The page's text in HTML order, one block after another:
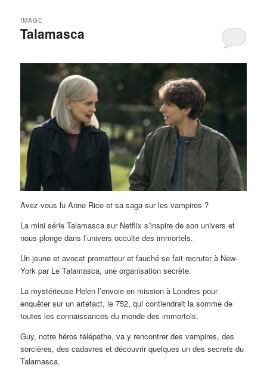
Talamasca
IMAGE
Avez-vous lu Anne Rice et sa saga sur les vampires ?
La mini série Talamasca sur Netflix s’inspire de son univers et
nous plonge dans l’univers occulte des immortels.
Un jeune et avocat prometteur et fauché se fait recruter à New-
York par Le Talamasca, une organisation secrète.
La mystérieuse Helen l’envoie en mission à Londres pour
enquêter sur un artefact, le 752, qui contiendrait la somme de
toutes les connaissances du monde des immortels.
Guy, notre héros télépathe, va y rencontrer des vampires, des
sorcières, des cadavres et découvrir quelques un des secrets du
Talamasca.